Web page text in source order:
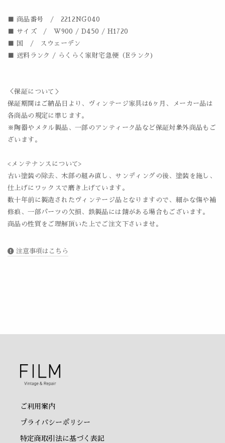
■ 商品番号 / 2212NG040
■ サイズ / W900 / D450 / H1720
■ 国 / スウェーデン
■ 送料ランク / らくらく家財宅急便（Eランク)
＜保証について＞
保証期間はご納品日より、ヴィンテージ家具は6ヶ月、メーカー品は
各商品の規定に準じます。
※陶器やメタル製品、一部のアンティーク品など保証対象外商品もご
ざいます。
<メンテナンスについて>
古い塗装の除去、木部の組み直し、サンディングの後、塗装を施し、
仕上げにワックスで磨き上げています。
数十年前に製造されたヴィンテージ品となりますので、細かな傷や補
修痕、一部パーツの欠損、鉄製品には錆がある場合もございます。
商品の性質をご理解頂いた上でご注文下さいませ。
注意事項はこちら
ご利用案内
プライバシーポリシー
特定商取引法に基づく表記